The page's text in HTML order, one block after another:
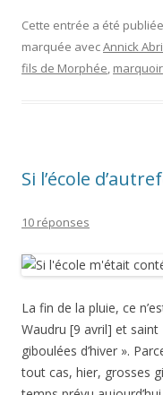
Cette entrée a été
marquée avecAnnick
fils de Morphée, marquoir
Si l’école
10 réponses
La fin de la pluie, ce
Waudru [9 avril] et
giboulées d’hiver ».
tout cas, hier, grosses